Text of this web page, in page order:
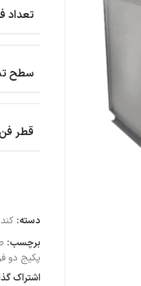
تعداد
سطح
قطر
دسته:
برچسب:
پکیج دو فن 35۰۰۰
اشتراک